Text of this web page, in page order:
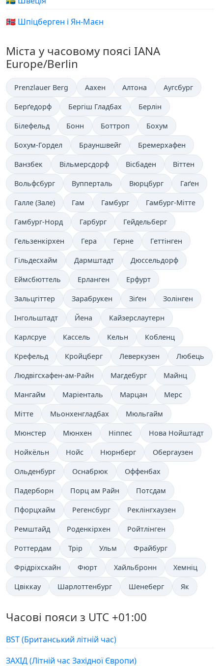
🇸🇯 Шпіцберген і Ян-Маєн
Міста у часовому поясі IANA
Europe/Berlin
Prenzlauer Berg Аахен Алтона Аугсбург
Берґедорф Бергіш Гладбах Берлін
Білефельд Бонн Боттроп Бохум
Бохум-Гордел Брауншвейг Бремерхафен
Ванзбек Вільмерсдорф Вісбаден Віттен
Вольфсбург Вупперталь Вюрцбург Гаґен
Галле (Зале) Гам Гамбург Гамбург-Мітте
Гамбург-Норд Гарбург Гейдельберг
Гельзенкірхен Гера Герне Геттінген
Гільдесхайм Дармштадт Дюссельдорф
Еймсбюттель Ерланген Ерфурт
Зальцгіттер Зарабрукен Зіґен Золінген
Інгольштадт Йена Кайзерслаутерн
Карлсруе Кассель Кельн Кобленц
Крефельд Кройцберг Леверкузен Любець
Людвігсхафен-ам-Райн Магдебург Майнц
Мангайм Маріенталь Марцан Мерс
Мітте Мьонхенгладбах Мюльгайм
Мюнстер Мюнхен Ніппес Нова Нойштадт
Нойкёльн Нойс Нюрнберг Обергаузен
Ольденбург Оснабрюк Оффенбах
Падерборн Порц ам Райн Потсдам
Пфорцхайм Регенсбург Реклінгхаузен
Ремштайд Роденкірхен Ройтлінген
Роттердам Трір Ульм Фрайбург
Фрідріхсхайн Фюрт Хайльбронн Хемніц
Цвіккау Шарлоттенбург Шенеберг Як
Часові пояси з UTC +01:00
BST (Британський літній час)
ЗАХІД (Літній час Західної Європи)